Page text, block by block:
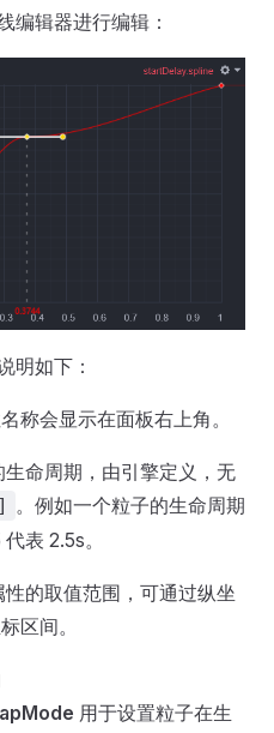
编辑器进行编辑：
明如下：
称会显示在面板右上角。
命周期，由引擎定义，无
。例如一个粒子的生命周期
表 2.5s。
的取值范围，可通过纵坐
区间。
用于设置粒子在生